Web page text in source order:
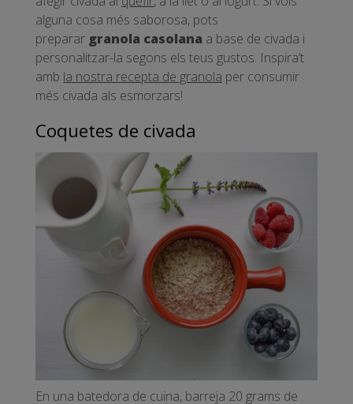
alguna cosa més saborosa, pots
preparar granola casolana a base de civada i
personalitzar-la segons els teus gustos. Inspira’t
amb la nostra recepta de granola per consumir
més civada als esmorzars!
Coquetes de civada
En una batedora de cuina, barreja 20 grams de